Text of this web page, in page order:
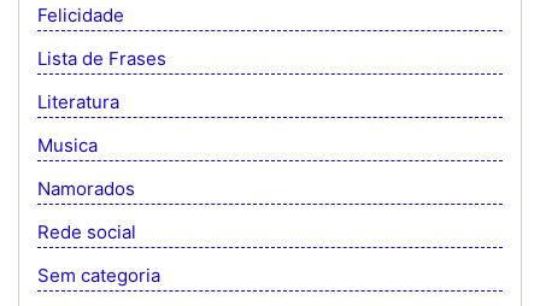
Felicidade
Lista de Frases
Literatura
Musica
Namorados
Rede social
Sem categoria